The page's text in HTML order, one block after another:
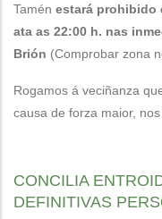
Tamén estará prohibido
ata as 22:00 h. nas
Brión (Comprobar zona
Rogamos á veciñanza
causa de forza maior,
CONCILIA
DEFINITIVAS